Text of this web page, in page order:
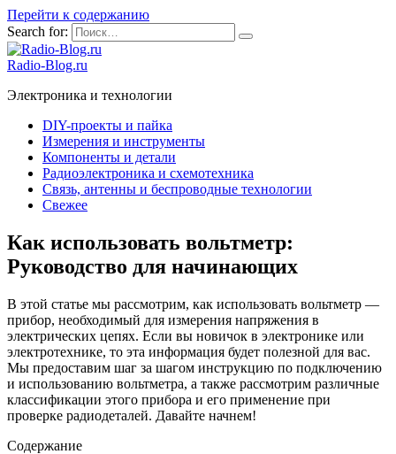
Перейти к содержанию
Search for:
Radio-Blog.ru
Электроника и технологии
DIY-проекты и пайка
Измерения и инструменты
Компоненты и детали
Радиоэлектроника и схемотехника
Связь, антенны и беспроводные технологии
Свежее
Как использовать вольтметр:
Руководство для начинающих
В этой статье мы рассмотрим, как использовать вольтметр —
прибор, необходимый для измерения напряжения в
электрических цепях. Если вы новичок в электронике или
электротехнике, то эта информация будет полезной для вас.
Мы предоставим шаг за шагом инструкцию по подключению
и использованию вольтметра, а также рассмотрим различные
классификации этого прибора и его применение при
проверке радиодеталей. Давайте начнем!
Содержание